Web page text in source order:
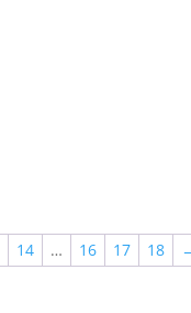
14 … 16 17 18